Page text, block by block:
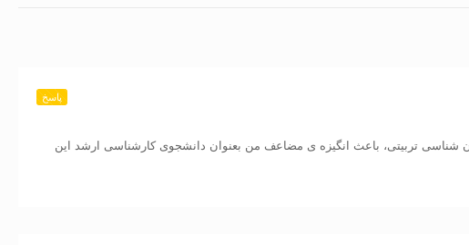
شناسی تربیتی، باعث انگیزه ى مضاعف من بعنوان دانشجوی کارشناسی ارشد این
پاسخ